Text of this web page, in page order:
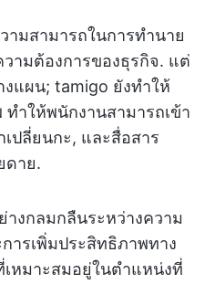
มสามารถในการทำนาย
ามต้องการของธุรกิจ. แต่
แผน; tamigo ยังทำให้
ำให้พนักงานสามารถเข้า
ปลี่ยนกะ, และสื่อสาร
ดาย.
งกลมกลืนระหว่างความ
ารเพิ่มประสิทธิภาพทาง
หมาะสมอยู่ในตำแหน่งที่